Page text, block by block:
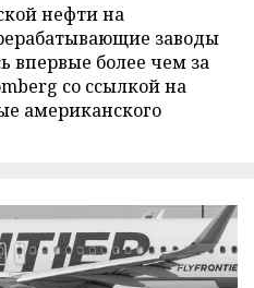
нефти на
заводы
впервые более чем за
со ссылкой на
американского